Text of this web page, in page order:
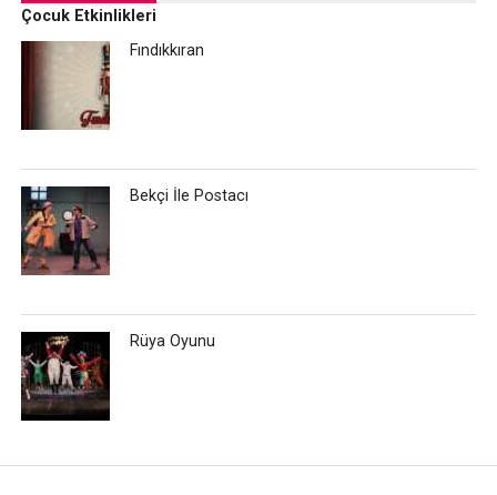
Çocuk Etkinlikleri
Fındıkkıran
Bekçi İle Postacı
Rüya Oyunu